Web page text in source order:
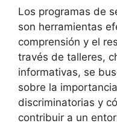
Los programas de
son herramientas
comprensión y el
través de talleres,
informativas, se
sobre la
discriminatorias y
contribuir a un